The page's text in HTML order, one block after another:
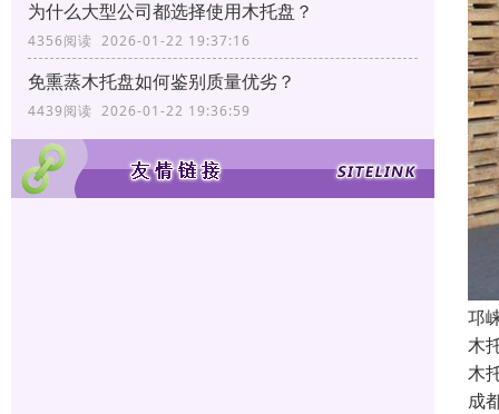
为什么大型公司都选择使用木托盘？
4356阅读 2026-01-22 19:37:16
免熏蒸木托盘如何鉴别质量优劣？
4439阅读 2026-01-22 19:36:59
邛
木
木
成